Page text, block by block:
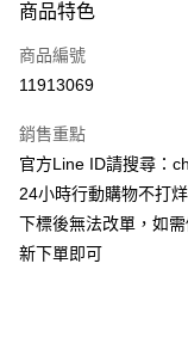
信用卡一次付款
超商取貨付款
Apple Pay
街口支付
悠遊付
商品特色
商品編號
11913069
銷售重點
官方Line ID請搜尋：
24小時行動購物不打
下標後無法改單，如
新下單即可